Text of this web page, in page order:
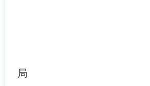
潜江市
局